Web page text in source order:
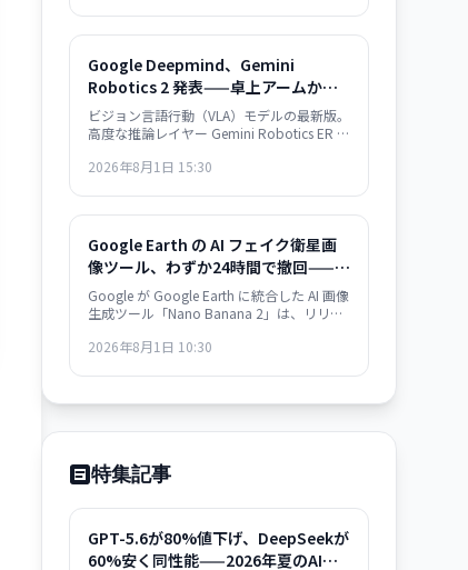
Google Deepmind、Gemini
Robotics 2 発表——卓上アームから
人型ロボットまで、汎用ロボット制
御モデル
ビジョン言語行動（VLA）モデルの最新版。
高度な推論レイヤー Gemini Robotics ER 2
可能に。
2026年8月1日 15:30
Google Earth の AI フェイク衛星画
像ツール、わずか24時間で撤回——信
頼性危機が露呈
Google が Google Earth に統合した AI 画像
生成ツール「Nano Banana 2」は、リリー
損なうリスクが批判を集め、より強力な保
る。
2026年8月1日 10:30
特集記事
GPT-5.6が80%値下げ、DeepSeekが
60%安く同性能——2026年夏のAIモ